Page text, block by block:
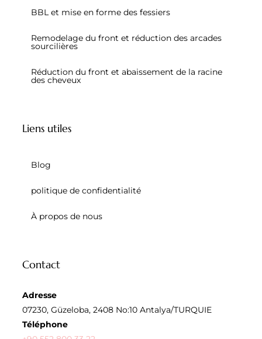
BBL et mise en forme des fessiers
Remodelage du front et réduction des arcades
sourcilières
Réduction du front et abaissement de la racine
des cheveux
Liens utiles
Blog
politique de confidentialité
À propos de nous
Contact
Adresse
07230, Güzeloba, 2408 No:10 Antalya/TURQUIE
Téléphone